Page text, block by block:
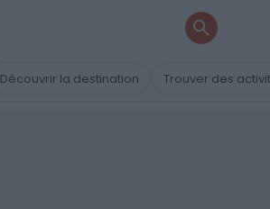
Découvrir la destination Trouver des